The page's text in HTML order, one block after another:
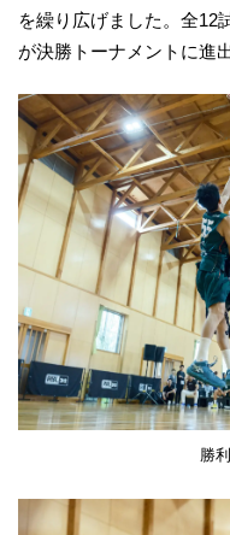
を繰り広げました。全12
が決勝トーナメントに進出
勝